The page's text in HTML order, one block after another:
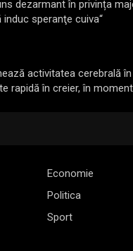
dezarmant în privința
induc speranţe cuiva“
activitatea cerebrală
rapidă în creier, în
Economie
Politica
Sport